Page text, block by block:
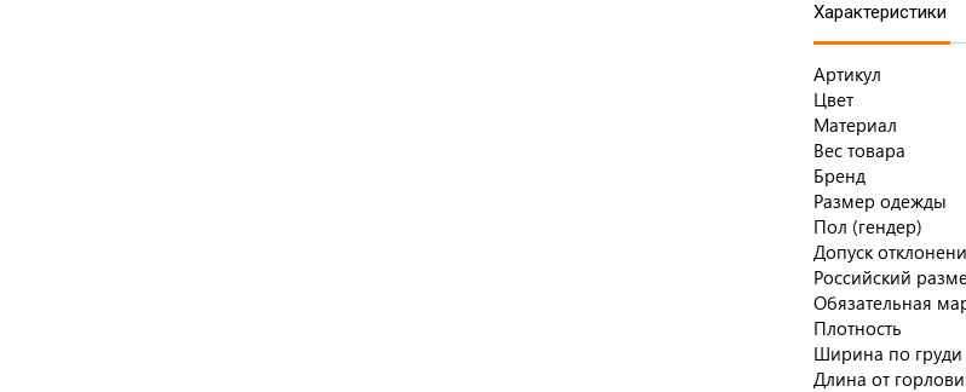
Характеристики
Артикул
Цвет
Материал
Вес товара
Бренд
Размер одежды
Пол (гендер)
Допуск
Российский
Обязательная
Плотность
Ширина по груди
Длина от